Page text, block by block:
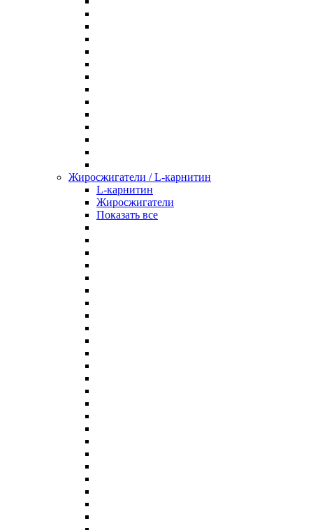
Жиросжигатели / L-карнитин
L-карнитин
Жиросжигатели
Показать все